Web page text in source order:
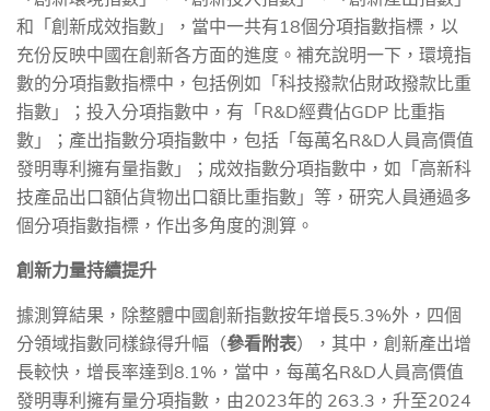
和「創新成效指數」，當中一共有18個分項指數指標，以
充份反映中國在創新各方面的進度。補充說明一下，環境指
數的分項指數指標中，包括例如「科技撥款佔財政撥款比重
指數」；投入分項指數中，有「 R&D經費佔GDP 比重指
數」；產出指數分項指數中，包括「每萬名R&D人員高價值
發明專利擁有量指數」；成效指數分項指數中，如「高新科
技產品出口額佔貨物出口額比重指數」等，研究人員通過多
個分項指數指標，作出多角度的測算。
創新力量持續提升
據測算結果，除整體中國創新指數按年增長5.3%外，四個
分領域指數同樣錄得升幅（參看附表），其中，創新產出增
長較快，增長率達到 8.1% ，當中，每萬名R&D人員高價值
發明專利擁有量分項指數，由2023年的 263.3 ，升至2024